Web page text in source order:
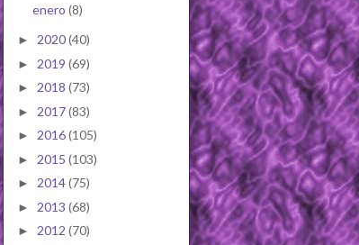
enero (8)
► 2020(40)
► 2019 (69)
► 2018 (73)
► 2017(83)
► 2016(105)
► 2015 (103)
► 2014(75)
► 2013 (68)
► 2012 (70)